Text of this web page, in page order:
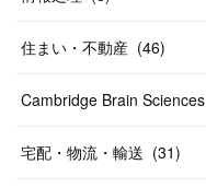
住まい・不動産 (46)
Cambridge Brain Sciences
宅配・物流・輸送 (31)